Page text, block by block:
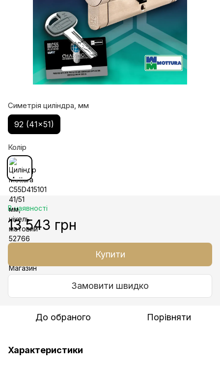
Симетрія циліндра, мм
92 (41x51)
Колір
В наявності
13 543 грн
Купити
Замовити швидко
До обраного Порівняти
Характеристики